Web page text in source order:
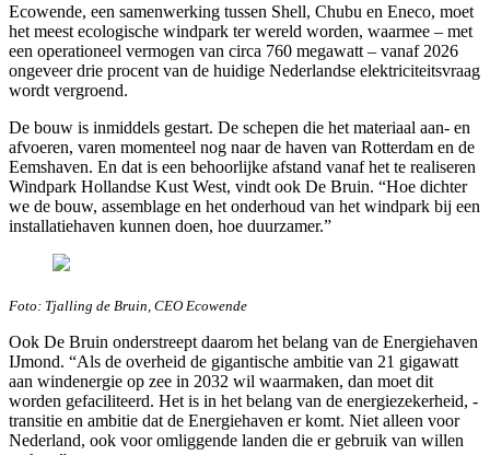
Ecowende, een samenwerking tussen Shell, Chubu en Eneco, moet
het meest ecologische windpark ter wereld worden, waarmee – met
een operationeel vermogen van circa 760 megawatt – vanaf 2026
ongeveer drie procent van de huidige Nederlandse elektriciteitsvraag
wordt vergroend.
De bouw is inmiddels gestart. De schepen die het materiaal aan- en
afvoeren, varen momenteel nog naar de haven van Rotterdam en de
Eemshaven. En dat is een behoorlijke afstand vanaf het te realiseren
Windpark Hollandse Kust West, vindt ook De Bruin. “Hoe dichter
we de bouw, assemblage en het onderhoud van het windpark bij een
installatiehaven kunnen doen, hoe duurzamer.”
Foto: Tjalling de Bruin, CEO Ecowende
Ook De Bruin onderstreept daarom het belang van de Energiehaven
IJmond. “Als de overheid de gigantische ambitie van 21 gigawatt
aan windenergie op zee in 2032 wil waarmaken, dan moet dit
worden gefaciliteerd. Het is in het belang van de energiezekerheid, -
transitie en ambitie dat de Energiehaven er komt. Niet alleen voor
Nederland, ook voor omliggende landen die er gebruik van willen